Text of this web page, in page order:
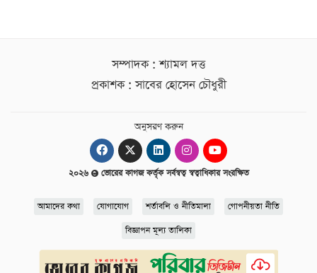
সম্পাদক : শ্যামল দত্ত
প্রকাশক : সাবের হোসেন চৌধুরী
অনুসরণ করুন
২০২৬ ভোরের কাগজ কর্তৃক সর্বস্বত্ব স্বত্বাধিকার সংরক্ষিত
আমাদের কথা যোগাযোগ শর্তাবলি ও নীতিমালা গোপনীয়তা নীতি
বিজ্ঞাপন মূল্য তালিকা